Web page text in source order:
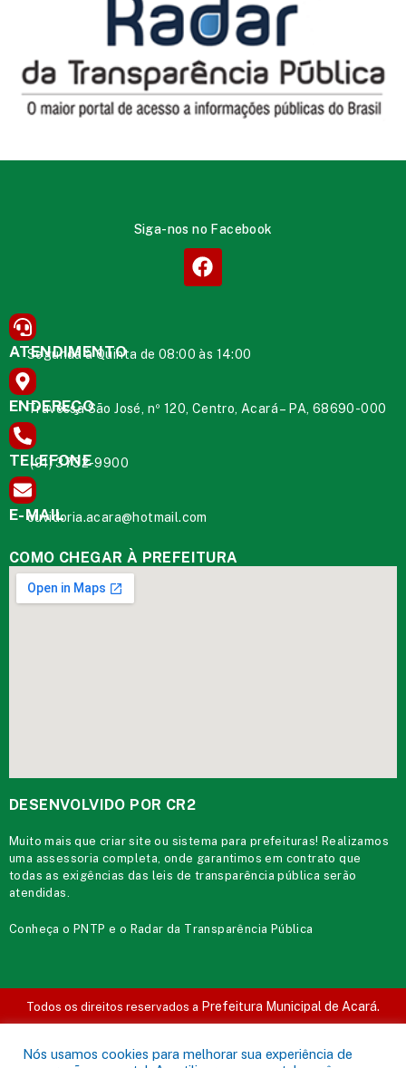
Siga-nos no Facebook
ATENDIMENTO
Segunda à Quinta de 08:00 às 14:00
ENDEREÇO
Travessa São José, nº 120, Centro, Acará – PA, 68690-000
TELEFONE
(91) 3732-9900
E-MAIL
ouvidoria.acara@hotmail.com
COMO CHEGAR À PREFEITURA
DESENVOLVIDO POR CR2
Muito mais quecriar site ou sistema para prefeituras! Realizamos
uma assessoria completa, onde garantimos em contrato que
todas as exigências das leis de transparência pública serão
atendidas.
Conheça oPNTP e o Radar da Transparência Pública
Todos os direitos reservados a Prefeitura Municipal de Acará.
Nós usamos cookies para melhorar sua experiência de